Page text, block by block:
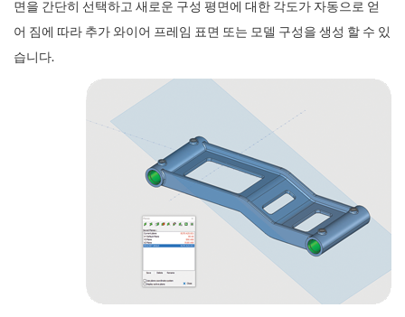
면을 간단히 선택하고 새로운 구성 평면에 대한 각도가 자동으로 얻
어 짐에 따라 추가 와이어 프레임 표면 또는 모델 구성을 생성 할 수 있
습니다.